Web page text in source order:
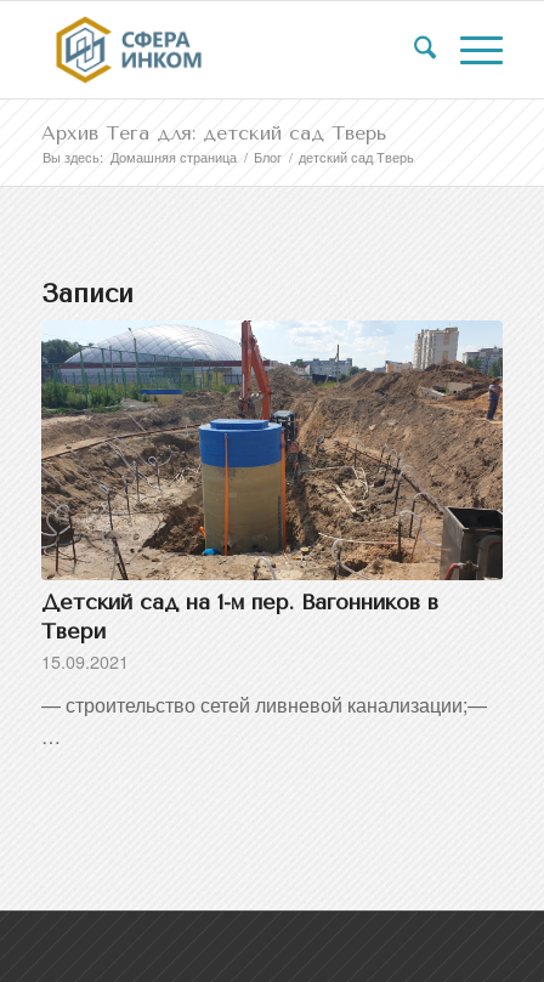
Архив Тега для: детский сад Тверь
Вы здесь: Домашняя страница / Блог / детский сад Тверь
Записи
Детский сад на 1-м пер. Вагонников в
Твери
15.09.2021
— строительство сетей ливневой канализации;—
…